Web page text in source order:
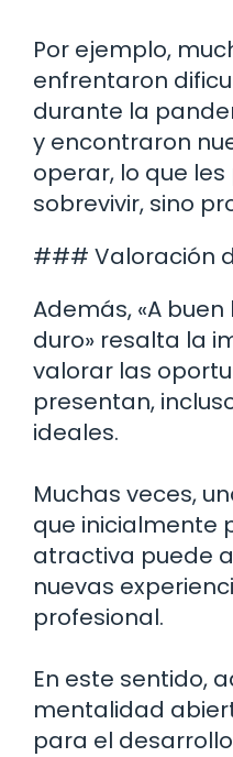
Por ejemplo,
enfrentaron
durante la
y encontraron
operar, lo que
sobrevivir, sino
### Valoración
Además, «A
duro» resalta la
valorar las
presentan,
ideales.
Muchas veces,
que inicialmente
atractiva puede
nuevas
profesional.
En este sentido,
mentalidad
para el